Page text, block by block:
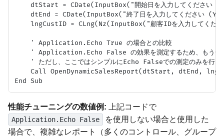
dtStart = CDate(InputBox("開始日を入力してください
dtEnd = CDate(InputBox("終了日を入力してください
lngCustID = CLng(Nz(InputBox("顧客IDを入力してくだ
    ' Application.Echo True の場合との比較
' Application.Echo False の効果を測定するため、もう一
    ' ただし、ここではシンプルにEcho Falseでの測定のみを行う
Call OpenDynamicSalesReport(dtStart, dtEnd,
性能チューニングの数値例: 上記コードで
Application.Echo False
を使用しない場合と使用した
場合で、複雑なレポート（多くのコントロール、グループ